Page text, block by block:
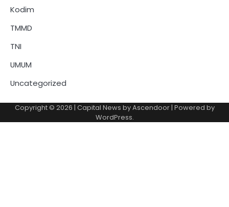
Kodim
TMMD
TNI
UMUM
Uncategorized
Copyright © 2026 | Capital News byAscendoor| Powered by
WordPress.